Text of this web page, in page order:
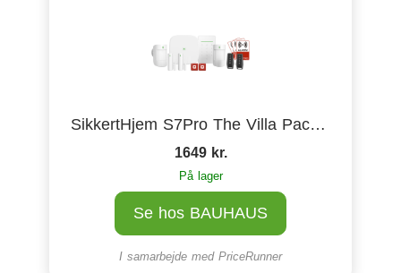
SikkertHjem S7Pro The Villa Package
1649 kr.
På lager
Se hos BAUHAUS
I samarbejde med PriceRunner